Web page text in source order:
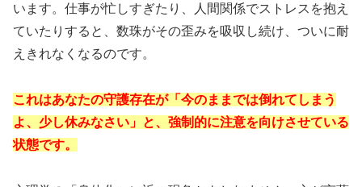
います。仕事が忙しすぎたり、人間関係でストレスを抱え
ていたりすると、数珠がその歪みを吸収し続け、ついに耐
えきれなくなるのです。
これはあなたの守護存在が「今のままでは倒れてしまう
よ、少し休みなさい」と、強制的に注意を向けさせている
状態です。